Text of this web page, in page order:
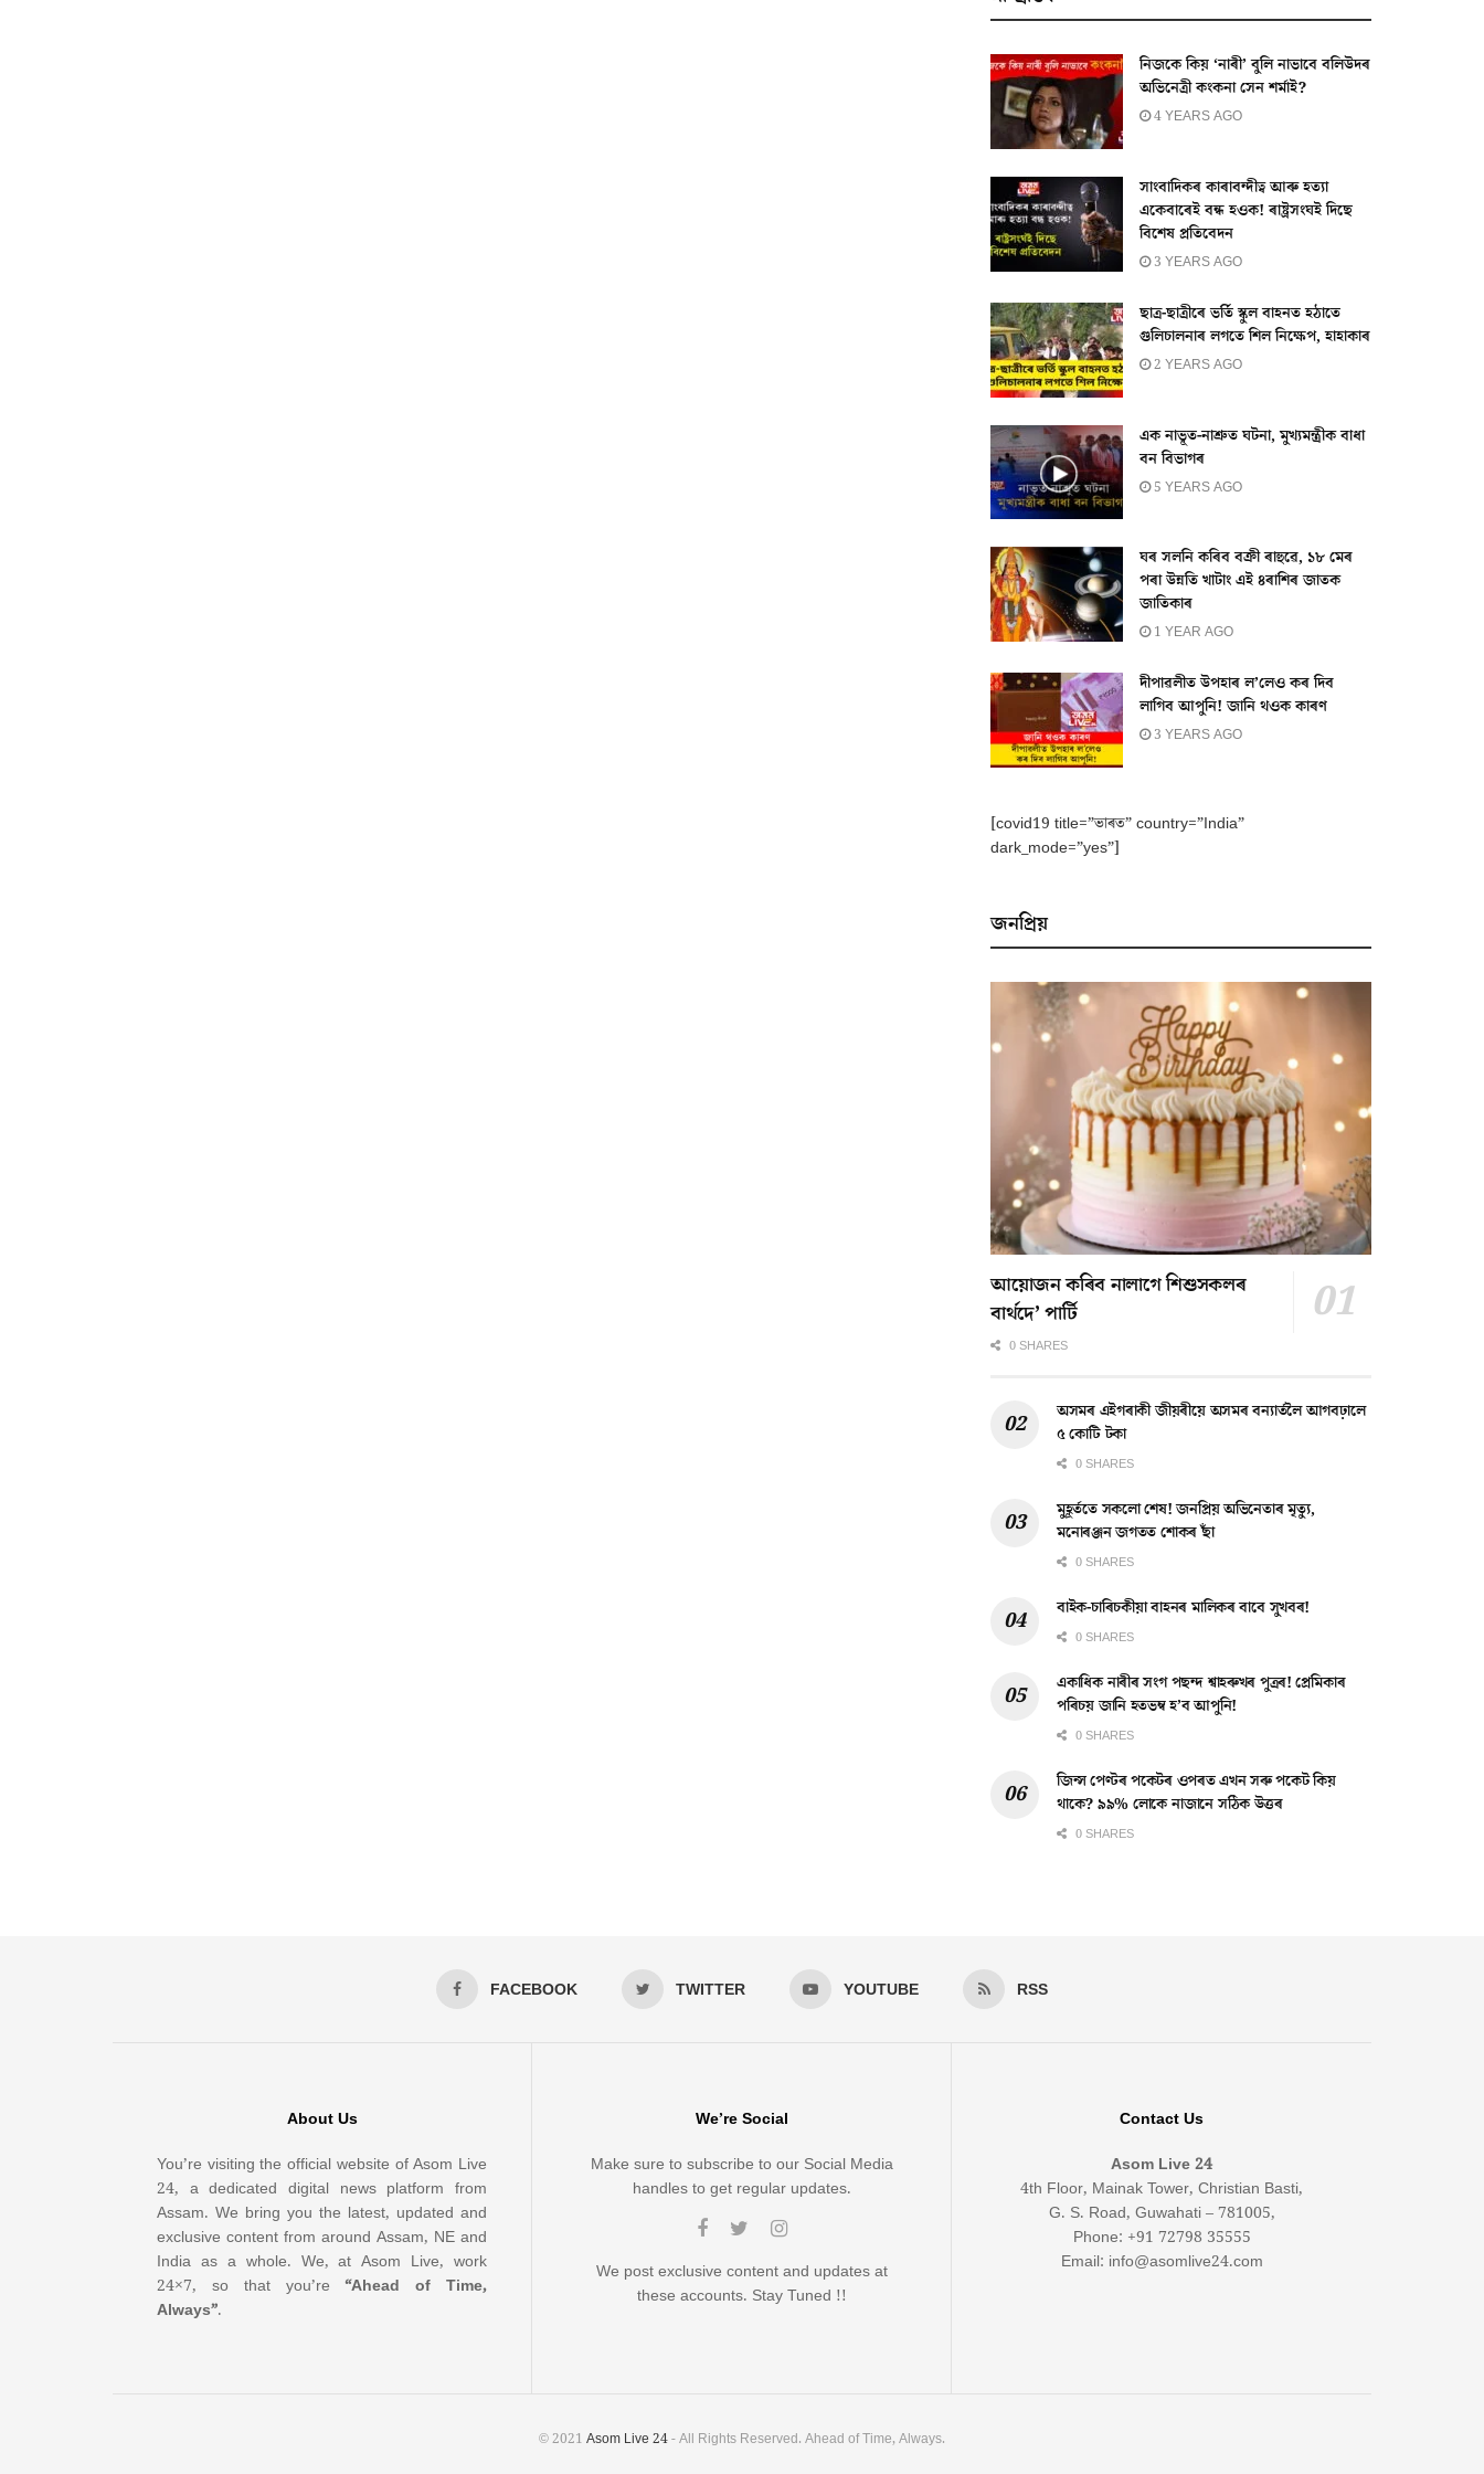
নিজকে কিয় ‘নাৰী’ বুলি নাভাবে বলিউদৰ
অভিনেত্ৰী কংকনা সেন শৰ্মাই?
4 YEARS AGO
সাংবাদিকৰ কাৰাবন্দীত্ব আৰু হত্যা
একেবাৰেই বন্ধ হওক! ৰাষ্ট্ৰসংঘই দিছে
বিশেষ প্ৰতিবেদন
3 YEARS AGO
ছাত্ৰ-ছাত্ৰীৰে ভৰ্তি স্কুল বাহনত হঠাতে
গুলিচালনাৰ লগতে শিল নিক্ষেপ, হাহাকাৰ
2 YEARS AGO
এক নাভূত-নাশ্ৰুত ঘটনা, মুখ্যমন্ত্ৰীক বাধা
বন বিভাগৰ
5 YEARS AGO
ঘৰ সলনি কৰিব বক্ৰী ৰাহুৱে, ১৮ মেৰ
পৰা উন্নতি খাটাং এই ৪ৰাশিৰ জাতক
জাতিকাৰ
1 YEAR AGO
দীপাৱলীত উপহাৰ ল’লেও কৰ দিব
লাগিব আপুনি! জানি থওক কাৰণ
3 YEARS AGO
[covid19 title=”ভাৰত” country=”India”
dark_mode=”yes”]
জনপ্ৰিয়
আয়োজন কৰিব নালাগে শিশুসকলৰ
বাৰ্থদে’ পাৰ্টি
0 SHARES
অসমৰ এইগৰাকী জীয়ৰীয়ে অসমৰ বন্যাৰ্তলৈ আগবঢ়ালে
৫ কোটি টকা
0 SHARES
মুহূৰ্ততে সকলো শেষ! জনপ্ৰিয় অভিনেতাৰ মৃত্যু,
মনোৰঞ্জন জগতত শোকৰ ছাঁ
0 SHARES
বাইক-চাৰিচকীয়া বাহনৰ মালিকৰ বাবে সুখবৰ!
0 SHARES
একাধিক নাৰীৰ সংগ পছন্দ শ্বাহৰুখৰ পুত্ৰৰ! প্ৰেমিকাৰ
পৰিচয় জানি হতভম্ব হ’ব আপুনি!
0 SHARES
জিন্স পেণ্টৰ পকেটৰ ওপৰত এখন সৰু পকেট কিয়
থাকে? ৯৯% লোকে নাজানে সঠিক উত্তৰ
0 SHARES
FACEBOOK TWITTER YOUTUBE RSS
About Us
You’re visiting the official website of Asom Live
24, a dedicated digital news platform from
Assam. We bring you the latest, updated and
exclusive content from around Assam, NE and
India as a whole. We, at Asom Live, work
24×7, so that you’re“Ahead of Time,
Always”.
We’re Social
Make sure to subscribe to our Social Media
handles to get regular updates.
We post exclusive content and updates at
these accounts. Stay Tuned !!
Contact Us
Asom Live 24
4th Floor, Mainak Tower, Christian Basti,
G. S. Road, Guwahati – 781005,
Phone: +91 72798 35555
Email: info@asomlive24.com
© 2021 Asom Live 24- All Rights Reserved. Ahead of Time, Always.